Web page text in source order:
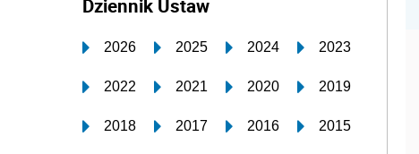
2026 2025 2024 2023
2022 2021 2020 2019
2018 2017 2016 2015